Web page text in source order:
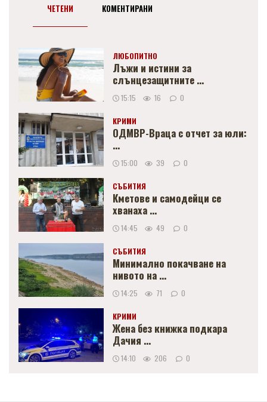
ЧЕТЕНИ КОМЕНТИРАНИ
ЛЮБОПИТНО
Лъжи и истини за
слънцезащитните ...
15:15 16 0
КРИМИ
ОДМВР-Враца с отчет за юли:
...
15:00 39 0
СЪБИТИЯ
Кметове и самодейци се
хванаха ...
14:45 49 0
СЪБИТИЯ
Минимално покачване на
нивото на ...
14:25 71 0
КРИМИ
Жена без книжка подкара
Дачия ...
14:10 206 0